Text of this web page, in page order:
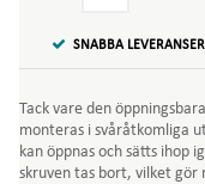
SNABBA LEVERANSER
Tack vare den
monteras i svåråtkomliga
kan öppnas och sätts ihop
skruven tas bort, vilket gör